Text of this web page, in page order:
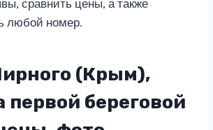
сравнить цены, а также
любой номер.
(Крым),
береговой